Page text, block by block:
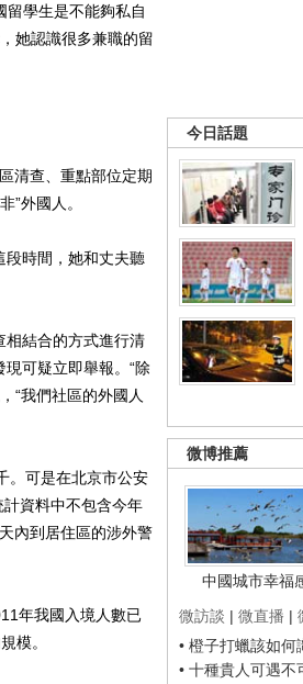
今日話題
微博推薦
中國城市幸福
微訪談 | 微直播 |
• 橙子打蠟該如何
• 十種貴人可遇不
留學生是不能夠私自
她認識很多兼職的留
清查、重點部位定期
”外國人。
時間，她和丈夫聽
結合的方式進行清
可疑立即舉報。“除
“我們社區的外國人
可是在北京市公安
資料中不包含今年
內到居住區的涉外警
年我國入境人數已
模。